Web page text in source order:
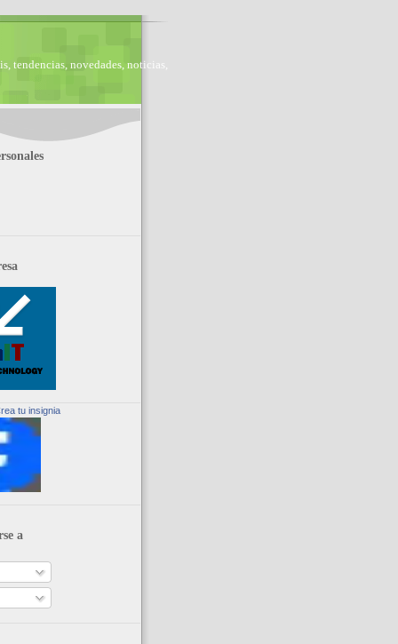
tendencias, novedades, noticias,
tu insignia
a